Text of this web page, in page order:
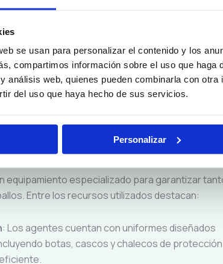
se usan para personalizar el contenido y los
compartimos información sobre el uso que haga
análisis web, quienes pueden combinarla con
del uso que haya hecho de sus servicios.
Personalizar
fundamentales en técnicas policiales,
equitación, manejo de caballos y técnicas
es continuo, garantizando que tanto los
físicas y operativas.
multitudes
: Dada la naturaleza de sus
especializado en técnicas de control de
de caballería
equipamiento especializado para garantizar
Entre los recursos utilizados destacan:
: Los agentes cuentan con uniformes diseñados
botas, cascos y chalecos de